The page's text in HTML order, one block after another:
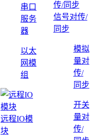
串口
服务
器
以太
网模
组
远程IO模
块
信号对传/
同步
模拟
量对
传/
同步
开关
量对
传/